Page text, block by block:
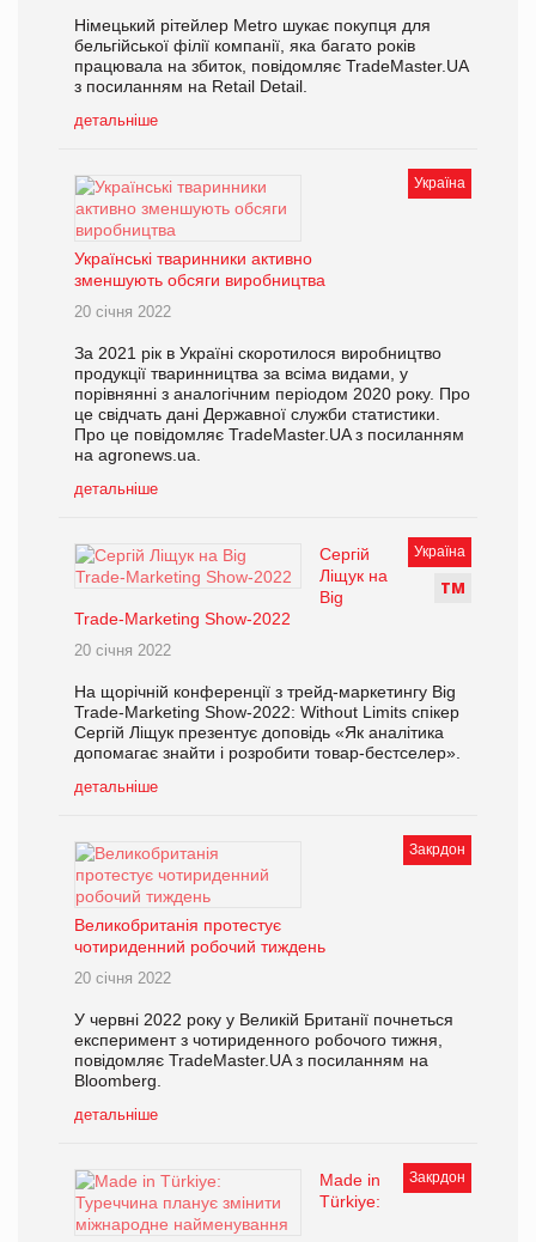
Німецький рітейлер Metro шукає покупця для
бельгійської філії компанії, яка багато років
працювала на збиток, повідомляє TradeMaster.UA
з посиланням на Retail Detail.
детальніше
Україна
Українські тваринники активно
зменшують обсяги виробництва
20 січня 2022
За 2021 рік в Україні скоротилося виробництво
продукції тваринництва за всіма видами, у
порівнянні з аналогічним періодом 2020 року. Про
це свідчать дані Державної служби статистики.
Про це повідомляє TradeMaster.UA з посиланням
на agronews.ua.
детальніше
Україна
ТМ
Сергій
Ліщук на
Big
Trade-Marketing Show-2022
20 січня 2022
На щорічній конференції з трейд-маркетингу Big
Trade-Marketing Show-2022: Without Limits спікер
Сергій Ліщук презентує доповідь «Як аналітика
допомагає знайти і розробити товар-бестселер».
детальніше
Закрдон
Великобританія протестує
чотириденний робочий тиждень
20 січня 2022
У червні 2022 року у Великій Британії почнеться
експеримент з чотириденного робочого тижня,
повідомляє TradeMaster.UA з посиланням на
Bloomberg.
детальніше
Закрдон
Made in
Türkiye: